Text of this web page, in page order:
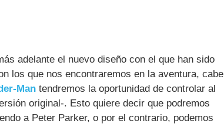
adelante el nuevo diseño con el que han sido
los que nos encontraremos en la aventura, cabe
Man tendremos la oportunidad de controlar al
original-. Esto quiere decir que podremos
a Peter Parker, o por el contrario, podemos